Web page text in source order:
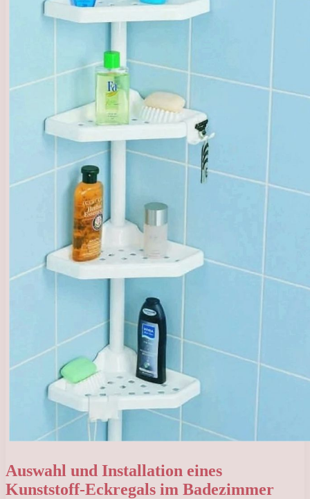
Auswahl und Installation eines
Kunststoff-Eckregals im Badezimmer